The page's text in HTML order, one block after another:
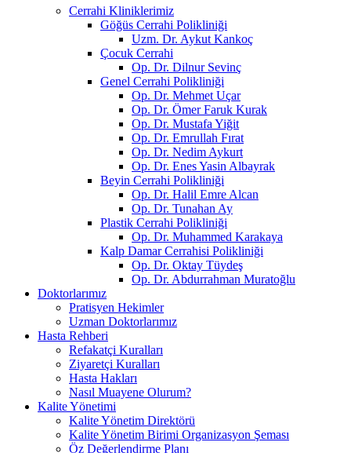
Cerrahi Kliniklerimiz
Göğüs Cerrahi Polikliniği
Uzm. Dr. Aykut Kankoç
Çocuk Cerrahi
Op. Dr. Dilnur Sevinç
Genel Cerrahi Polikliniği
Op. Dr. Mehmet Uçar
Op. Dr. Ömer Faruk Kurak
Op. Dr. Mustafa Yiğit
Op. Dr. Emrullah Fırat
Op. Dr. Nedim Aykurt
Op. Dr. Enes Yasin Albayrak
Beyin Cerrahi Polikliniği
Op. Dr. Halil Emre Alcan
Op. Dr. Tunahan Ay
Plastik Cerrahi Polikliniği
Op. Dr. Muhammed Karakaya
Kalp Damar Cerrahisi Polikliniği
Op. Dr. Oktay Tüydeş
Op. Dr. Abdurrahman Muratoğlu
Doktorlarımız
Pratisyen Hekimler
Uzman Doktorlarımız
Hasta Rehberi
Refakatçi Kuralları
Ziyaretçi Kuralları
Hasta Hakları
Nasıl Muayene Olurum?
Kalite Yönetimi
Kalite Yönetim Direktörü
Kalite Yönetim Birimi Organizasyon Şeması
Öz Değerlendirme Planı